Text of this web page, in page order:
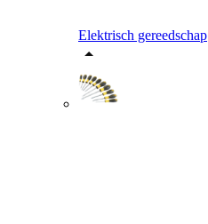
Elektrisch gereedschap